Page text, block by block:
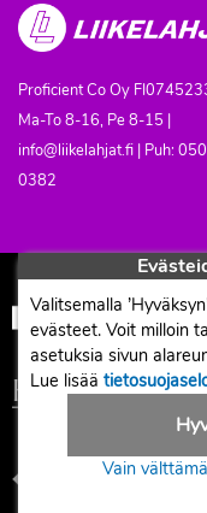
Proficient Co Oy
Ma-To 8-16, Pe 8-15 |
info@liikelahjat.fi | Puh:
0382
Valitsemalla
evästeet. Voit milloin
asetuksia sivun
Lue lisää
Vain